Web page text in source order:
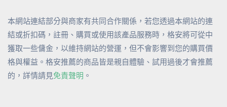
本網站連結部分與商家有共同合作關係，若您透過本網站的連
結或折扣碼，註冊、購買或使用該產品服務時，格安將可從中
獲取一些傭金，以維持網站的營運，但不會影響到您的購買價
格與權益。格安推薦的商品皆是親自體驗、試用過後才會推薦
的，詳情請見免責聲明 。